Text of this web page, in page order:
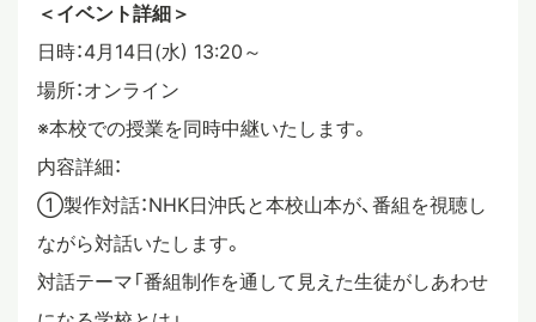
＜イベント詳細＞
日時：4月14日(水) 13:20～
場所：オンライン
※本校での授業を同時中継いたします。
内容詳細：
①製作対話：NHK日沖氏と本校山本が、番組を視聴し
ながら対話いたします。
対話テーマ「番組制作を通して見えた生徒がしあわせ